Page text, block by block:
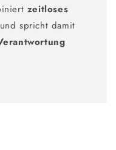
zeitloses
und spricht damit